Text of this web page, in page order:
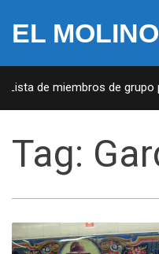
EL
de miembros de grupo
Tag: